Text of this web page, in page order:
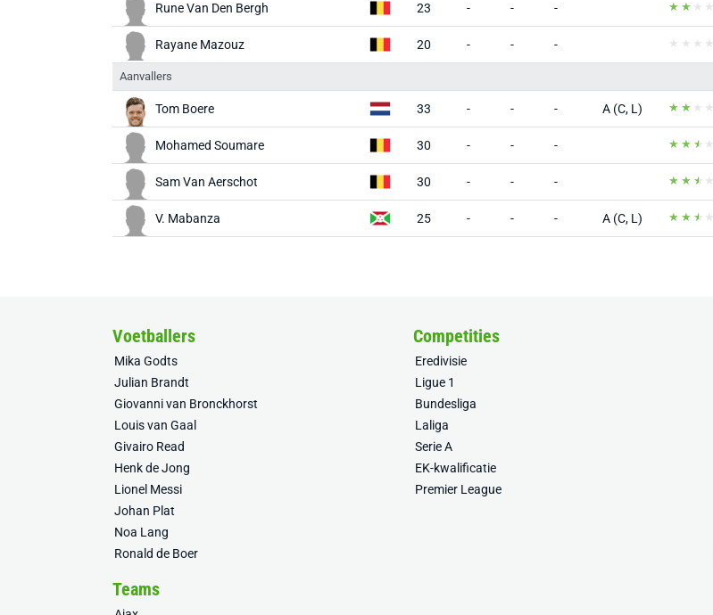
Rune Van Den Bergh 23 - - -
Rayane Mazouz 20 - - -
Aanvallers
Tom Boere 33 - - - A (C, L)
Mohamed Soumare 30 - - -
Sam Van Aerschot 30 - - -
V. Mabanza 25 - - - A (C, L)
Voetballers
Mika Godts
Julian Brandt
Giovanni van Bronckhorst
Louis van Gaal
Givairo Read
Henk de Jong
Lionel Messi
Johan Plat
Noa Lang
Ronald de Boer
Competities
Eredivisie
Ligue 1
Bundesliga
Laliga
Serie A
EK-kwalificatie
Premier League
Teams